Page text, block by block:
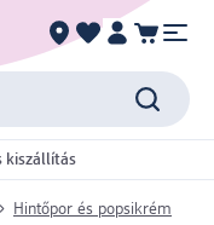
kiszállítás
Hintőpor és popsikrém